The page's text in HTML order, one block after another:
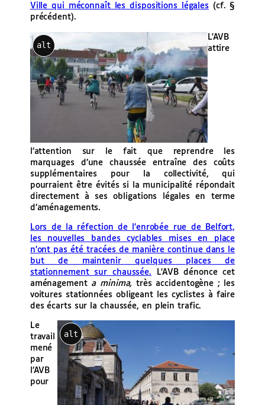
Ville qui méconnaît les dispositions légales (cf. §
précédent).
alt
L’AVB
attire
l’attention sur le fait que reprendre les
marquages d’une chaussée entraîne des coûts
supplémentaires pour la collectivité, qui
pourraient être évités si la municipalité répondait
directement à ses obligations légales en terme
d’aménagements.
Lors de la réfection de l’enrobée rue de Belfort,
les nouvelles bandes cyclables mises en place
n’ont pas été tracées de manière continue dans le
but de maintenir quelques places de
stationnement sur chaussée. L’AVB dénonce cet
aménagement a minima, très accidentogène ; les
voitures stationnées obligeant les cyclistes à faire
des écarts sur la chaussée, en plein trafic.
alt
Le
travail
mené
par
l’AVB
pour